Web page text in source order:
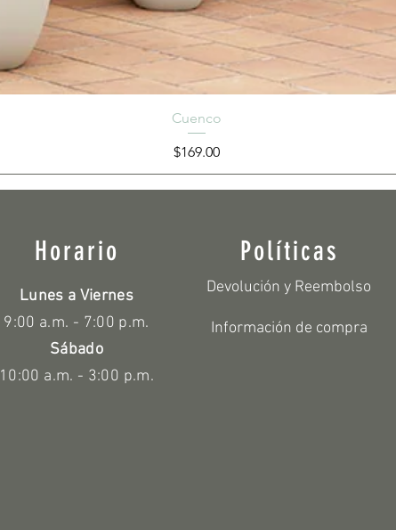
Cuenco
Precio
$169.00
Lunes a Viernes
9:00 a.m. - 7:00 p.m.
Sábado
10:00 a.m. - 3:00 p.m.
Horario
Devolución y Reembolso
Información de compra
Políticas